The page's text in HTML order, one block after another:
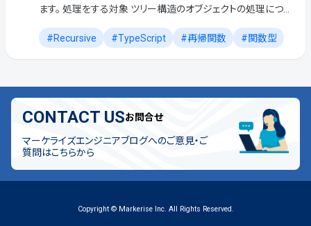
品質保証
製品
ます。 処理をする対象 ツリー構造のオブジェクトの処理につい
子要素: children を持つノ […]
Recursive TypeScript 再帰関数 関数型
CONTACT USお問合せ
マーケライズエンジニアブログへのご意見・ご
質問はこちらから
Copyright © Markerise Inc. All Rights Reserved.